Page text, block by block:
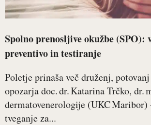
Spolno prenosljive okužbe (SPO):
preventivo in testiranje
Poletje prinaša več druženj,
opozarja doc. dr. Katarina Trčko, dr.
dermatovenerologije (UKC Maribor)
tveganje za...